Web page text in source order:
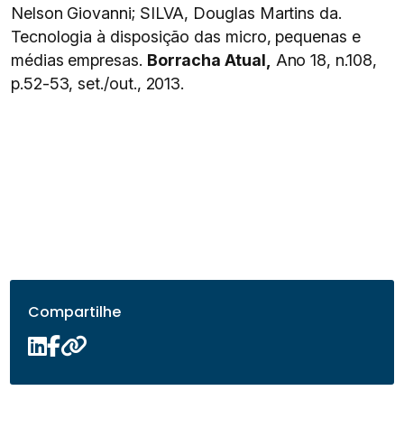
Nelson Giovanni; SILVA, Douglas Martins da.
Tecnologia à disposição das micro, pequenas e
médias empresas. Borracha Atual,
Ano 18, n.108,
p.52-53, set./out., 2013.
Compartilhe